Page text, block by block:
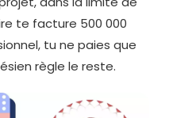
te facture 500 000
tu ne paies que
règle le reste.